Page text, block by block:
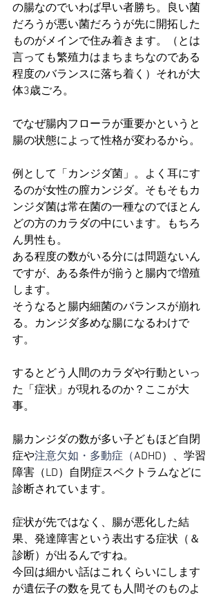
の腸なのでいわば早い者勝ち。良い菌
だろうが悪い菌だろうが先に開拓した
ものがメインで住み着きます。（とは
言っても繁殖力はまちまちなのである
程度のバランスに落ち着く）それが大
体3歳ごろ。
でなぜ腸内フローラが重要かというと
腸の状態によって性格が変わるから。
例として「カンジダ菌」。よく耳にす
るのが女性の膣カンジダ。そもそもカ
ンジダ菌は常在菌の一種なのでほとん
どの方のカラダの中にいます。もちろ
ん男性も。
ある程度の数がいる分には問題ないん
ですが、ある条件が揃うと腸内で増殖
します。
そうなると腸内細菌のバランスが崩れ
る。カンジダ多めな腸になるわけで
す。
するとどう人間のカラダや行動といっ
た「症状」が現れるのか？ここが大
事。
腸カンジダの数が多い子どもほど自閉
症や注意欠如・多動症（ADHD）、学習
障害（LD）自閉症スペクトラムなどに
診断されています。
症状が先ではなく、腸が悪化した結
果、発達障害という表出する症状（＆
診断）が出るんですね。
今回は細かい話はこれくらいにします
が遺伝子の数を見ても人間そのものよ